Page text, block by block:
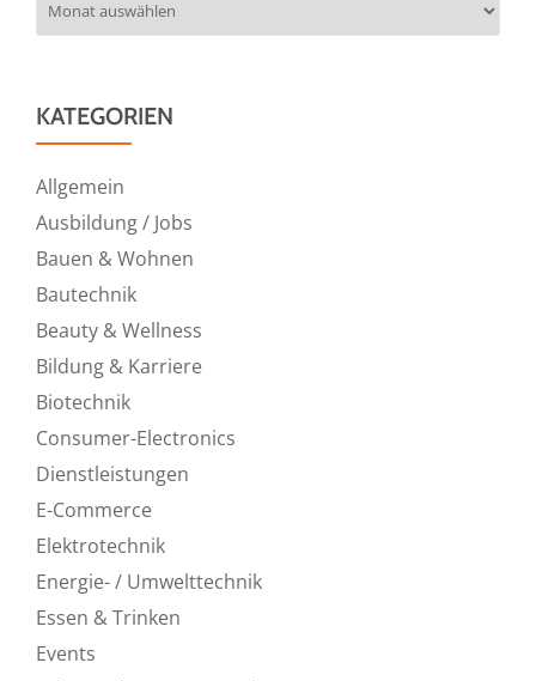
KATEGORIEN
Allgemein
Ausbildung / Jobs
Bauen & Wohnen
Bautechnik
Beauty & Wellness
Bildung & Karriere
Biotechnik
Consumer-Electronics
Dienstleistungen
E-Commerce
Elektrotechnik
Energie- / Umwelttechnik
Essen & Trinken
Events